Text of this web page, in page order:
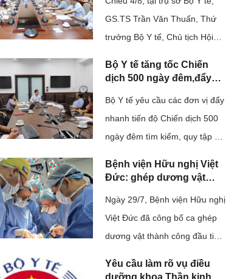
Hướng dẫn
chẩn đoán,
điều trị
Tài liệu liên
quan đến
Covid-19
Tài liệu Hội
nghị, tập huấn
pháp y tâm thần và bắt
buộc chữa bệnh tâm thần
giai đoạn 2026-2030".
GS.TS Trần Văn Thuấn, Thứ
trưởng Bộ Y tế, Chủ tịch Hội
cuộc họp kiểm tra, đôn đốc
Bộ Y tế tăng tốc Chiến
dịch 500 ngày đêm,đẩy
quy tập và xác định danh
tính hài cốt liệt sĩ
Bộ Y tế yêu cầu các đơn vị đẩy
nhanh tiến độ Chiến dịch 500
ngày đêm tìm kiếm, quy tập và
bằng giám định ADN. Cùng với
Bệnh viện Hữu nghị Việt
Đức: ghép dương vật
chết não
Ngày 29/7, Bệnh viện Hữu nghị
Việt Đức đã công bố ca ghép
dương vật thành công đầu tiên
não. Ca ghép không chỉ mang
Yêu cầu làm rõ vụ điều